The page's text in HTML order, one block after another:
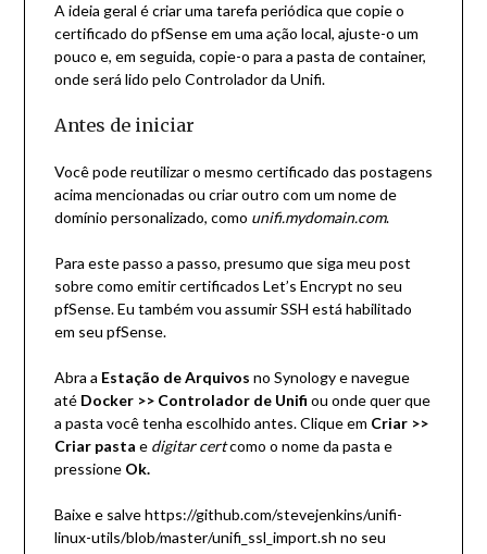
A ideia geral é criar uma tarefa periódica que copie o
certificado do pfSense em uma ação local, ajuste-o um
pouco e, em seguida, copie-o para a pasta de container,
onde será lido pelo Controlador da Unifi.
Antes de iniciar
Você pode reutilizar o mesmo certificado das postagens
acima mencionadas ou criar outro com um nome de
domínio personalizado, como unifi.mydomain.com.
Para este passo a passo, presumo que siga meu post
sobre como emitir certificados Let’s Encrypt no seu
pfSense. Eu também vou assumirSSH está habilitado
em seu pfSense.
Abra a Estação de Arquivos no Synology e navegue
até Docker >> Controlador de Unifi ou onde quer que
a pasta você tenha escolhido antes. Clique em Criar >>
Criar pasta e digitar certcomo o nome da pasta e
pressione Ok.
Baixe e salve https://github.com/stevejenkins/unifi-
linux-utils/blob/master/unifi_ssl_import.sh no seu